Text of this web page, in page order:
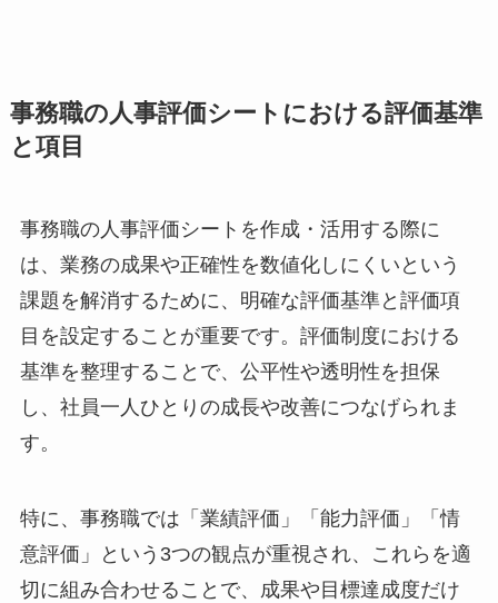
事務職の人事評価シートにおける評価基準
と項目
事務職の人事評価シートを作成・活用する際に
は、業務の成果や正確性を数値化しにくいという
課題を解消するために、明確な評価基準と評価項
目を設定することが重要です。評価制度における
基準を整理することで、公平性や透明性を担保
し、社員一人ひとりの成長や改善につなげられま
す。
特に、事務職では「業績評価」「能力評価」「情
意評価」という3つの観点が重視され、これらを適
切に組み合わせることで、成果や目標達成度だけ